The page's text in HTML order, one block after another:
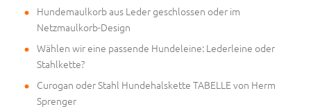
Hundemaulkorb aus Leder geschlossen oder im
Netzmaulkorb-Design
Wählen wir eine passende Hundeleine: Lederleine oder
Stahlkette?
Curogan oder Stahl Hundehalskette TABELLE von Herm
Sprenger